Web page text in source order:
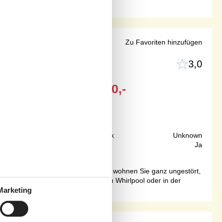
3,0
2.750,-
Grundstück
Unknown
Ja
auf den Als Fjord bietet. Hier wohnen Sie ganz ungestört,
können Sie im Swimmingpool, im Whirlpool oder in der
Zu Favoriten hinzufügen